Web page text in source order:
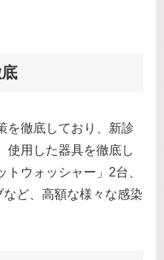
を徹底しており、新診
使用した器具を徹底し
ウォッシャー」2台、
ど、高額な様々な感染